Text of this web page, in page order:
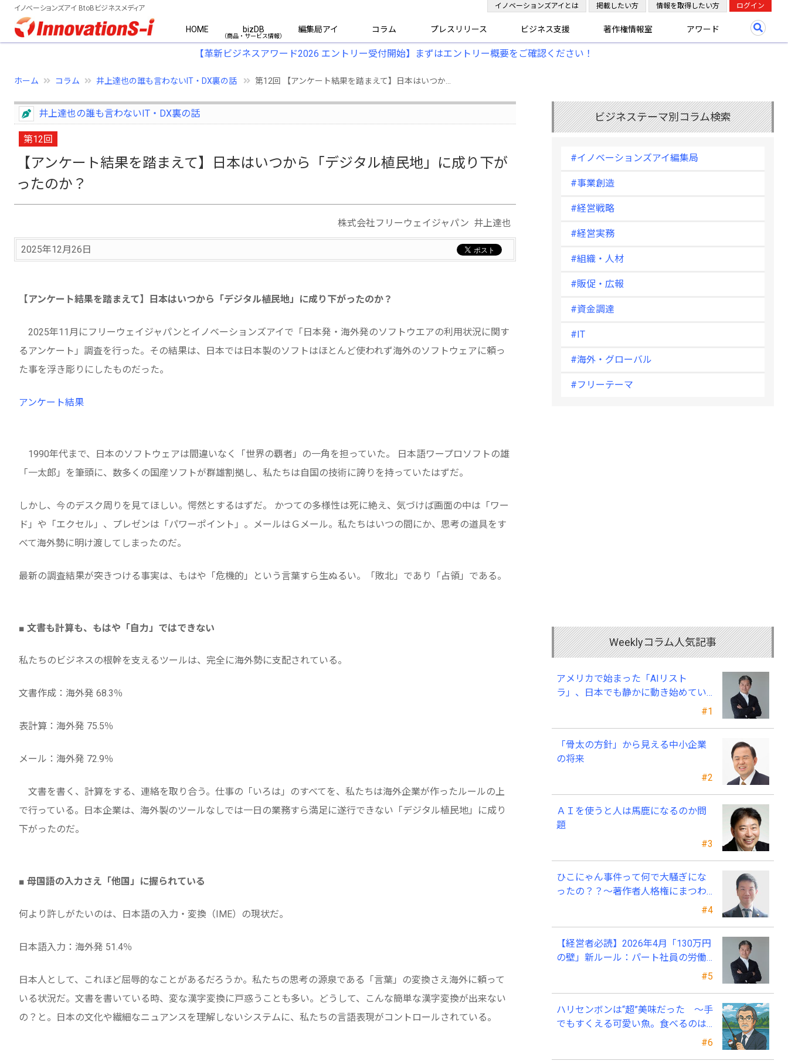
イノベーションズアイ BtoBビジネスメディア
HOME bizDB 編集局アイ コラム プレスリリース ビジネス支援 著作権情報室 アワード
イノベーションズアイとは 掲載したい方 情報を取得したい方 ログイン
【革新ビジネスアワード2026 エントリー受付開始】まずはエントリー概要をご確認ください！
ホーム コラム 井上達也の誰も言わないIT・DX裏の話 第12回 【アンケート結果を踏まえて】日本はいつか...
井上達也の誰も言わないIT・DX裏の話
第12回
【アンケート結果を踏まえて】日本はいつから「デジタル植民地」に成り下が
ったのか？
株式会社フリーウェイジャパン 井上達也
2025年12月26日
【アンケート結果を踏まえて】日本はいつから「デジタル植民地」に成り下がったのか？
2025年11月にフリーウェイジャパンとイノベーションズアイで「日本発・海外発のソフトウエアの利用状況に関す
るアンケート」調査を行った。その結果は、日本では日本製のソフトはほとんど使われず海外のソフトウェアに頼っ
た事を浮き彫りにしたものだった。
アンケート結果
1990年代まで、日本のソフトウェアは間違いなく「世界の覇者」の一角を担っていた。 日本語ワープロソフトの雄
「一太郎」を筆頭に、数多くの国産ソフトが群雄割拠し、私たちは自国の技術に誇りを持っていたはずだ。
しかし、今のデスク周りを見てほしい。愕然とするはずだ。 かつての多様性は死に絶え、気づけば画面の中は「ワー
ド」や「エクセル」、プレゼンは「パワーポイント」。メールはＧメール。私たちはいつの間にか、思考の道具をす
べて海外勢に明け渡してしまったのだ。
最新の調査結果が突きつける事実は、もはや「危機的」という言葉すら生ぬるい。「敗北」であり「占領」である。
■ 文書も計算も、もはや「自力」ではできない
私たちのビジネスの根幹を支えるツールは、完全に海外勢に支配されている。
文書作成：海外発 68.3％
表計算：海外発 75.5％
メール：海外発 72.9％
文書を書く、計算をする、連絡を取り合う。仕事の「いろは」のすべてを、私たちは海外企業が作ったルールの上
で行っている。日本企業は、海外製のツールなしでは一日の業務すら満足に遂行できない「デジタル植民地」に成り
下がったのだ。
■ 母国語の入力さえ「他国」に握られている
何より許しがたいのは、日本語の入力・変換（IME）の現状だ。
日本語入力：海外発 51.4％
日本人として、これほど屈辱的なことがあるだろうか。私たちの思考の源泉である「言葉」の変換さえ海外に頼って
いる状況だ。文書を書いている時、変な漢字変換に戸惑うことも多い。どうして、こんな簡単な漢字変換が出来ない
の？と。日本の文化や繊細なニュアンスを理解しないシステムに、私たちの言語表現がコントロールされている。
ビジネステーマ別コラム検索
#イノベーションズアイ編集局
#事業創造
#経営戦略
#経営実務
#組織・人材
#販促・広報
#資金調達
#IT
#海外・グローバル
#フリーテーマ
Weeklyコラム人気記事
#1
アメリカで始まった「AIリスト
ラ」、日本でも静かに動き始めてい
る ～中小企業経営者が今、見直すべ
#2
「骨太の方針」から見える中小企業
の将来
#3
ＡＩを使うと人は馬鹿になるのか問
題
#4
ひこにゃん事件って何で大騒ぎにな
ったの？？～著作者人格権にまつわ
#5
【経営者必読】2026年4月「130万円
の壁」新ルール：パート社員の労働
条件通知書、今すぐ見直すべき理由
#6
ハリセンボンは“超”美味だった ～手
でもすくえる可愛い魚。食べるのは